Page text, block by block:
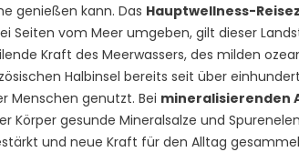
genießen kann. Das Hauptwellness-
Seiten vom Meer umgeben, gilt dieser
Kraft des Meerwassers, des milden
Halbinsel bereits seit über
Menschen genutzt. Bei mineralisierenden
Körper gesunde Mineralsalze und
und neue Kraft für den Alltag